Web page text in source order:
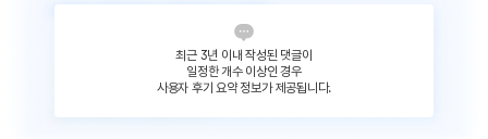
최근 3년 이내 작성된 댓글이
일정한 개수 이상인 경우
사용자 후기 요약 정보가 제공됩니다.